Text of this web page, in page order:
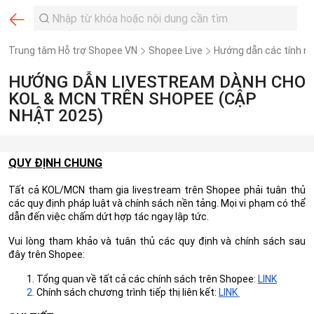
Trung tâm Hỗ trợ Shopee VN Shopee Live Hướng dẫn các tính
HƯỚNG DẪN LIVESTREAM DÀNH CHO
KOL & MCN TRÊN SHOPEE (CẬP
NHẬT 2025)
QUY ĐỊNH CHUNG
Tất cả KOL/MCN tham gia livestream trên Shopee phải tuân thủ
các quy định pháp luật và chính sách nền tảng. Mọi vi phạm có thể
dẫn đến việc chấm dứt hợp tác ngay lập tức.
Vui lòng tham khảo và tuân thủ các quy định và chính sách sau
đây trên Shopee:
Tổng quan về tất cả các chính sách trên Shopee: LINK
Chính sách chương trình tiếp thị liên kết: LINK